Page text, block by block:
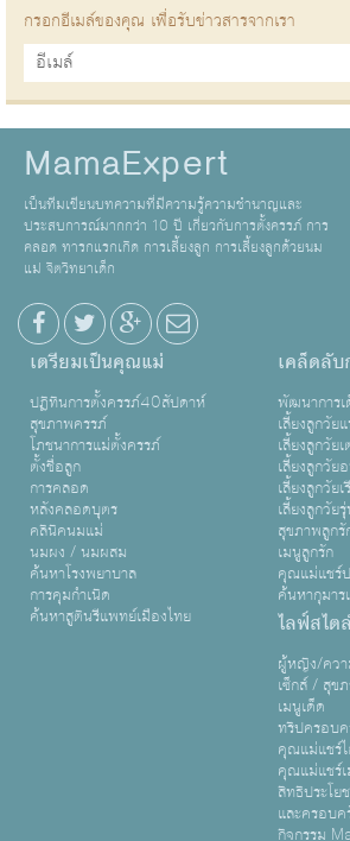
กรอกอีเมล์ของคุณ เพื่อรับข่าวสารจากเรา
MamaExpert
เป็นทีมเขียนบทความที่มีความรู้ความชำนาญและ
ประสบการณ์มากกว่า 10 ปี เกี่ยวกับการตั้งครรภ์ การ
คลอด ทารกแรกเกิด การเลี้ยงลูก การเลี้ยงลูกด้วยนม
แม่ จิตวิทยาเด็ก
เตรียมเป็นคุณแม่
ปฏิทินการตั้งครรภ์40สัปดาห์
สุขภาพครรภ์
โภชนาการแม่ตั้งครรภ์
ตั้งชื่อลูก
การคลอด
หลังคลอดบุตร
คลินิคนมแม่
นมผง / นมผสม
ค้นหาโรงพยาบาล
การคุมกำเนิด
ค้นหาสูตินรีแพทย์เมืองไทย
เคล็ดลับ
พัฒนาการ
เลี้ยงลูกวัย
เลี้ยงลูกวัยเ
เลี้ยงลูกวัย
เลี้ยงลูกวัย
เลี้ยงลูกวัย
สุขภาพลูกรั
เมนูลูกรัก
คุณแม่แชร์
ค้นหากุมา
ไลฟ์สไต
ผู้หญิง/ควา
เซ็กส์ / สุข
เมนูเด็ด
ทริปครอบ
คุณแม่แชร์
คุณแม่แชร์
สิทธิประโย
และครอบค
กิจกรรม